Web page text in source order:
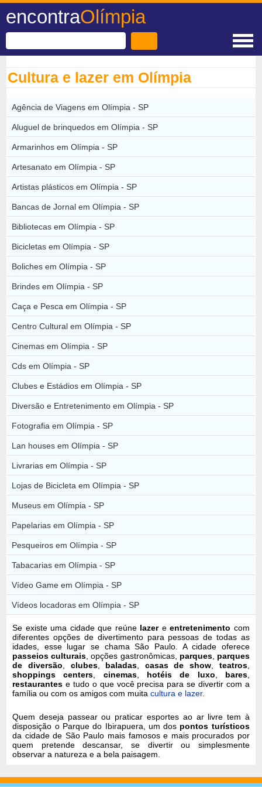
encontraOlímpia
Cultura e lazer em Olímpia
Agência de Viagens em Olímpia - SP
Aluguel de brinquedos em Olímpia - SP
Armarinhos em Olímpia - SP
Artesanato em Olímpia - SP
Artistas plásticos em Olímpia - SP
Bancas de Jornal em Olímpia - SP
Bibliotecas em Olímpia - SP
Bicicletas em Olímpia - SP
Boliches em Olímpia - SP
Brindes em Olímpia - SP
Caça e Pesca em Olímpia - SP
Centro Cultural em Olímpia - SP
Cinemas em Olímpia - SP
Cds em Olímpia - SP
Clubes e Estádios em Olímpia - SP
Diversão e Entretenimento em Olímpia - SP
Fotografia em Olímpia - SP
Lan houses em Olímpia - SP
Livrarias em Olímpia - SP
Lojas de Bicicleta em Olímpia - SP
Museus em Olímpia - SP
Papelarias em Olímpia - SP
Pesqueiros em Olímpia - SP
Tabacarias em Olímpia - SP
Vídeo Game em Olímpia - SP
Vídeos locadoras em Olímpia - SP
Se existe uma cidade que reúne lazereentretenimento com
diferentes opções de divertimento para pessoas de todas as
idades, esse lugar se chama São Paulo. A cidade oferece
passeios culturais , opções gastronômicas, parques, parques
de diversão
clubes, baladas casas de show teatros,
shoppings centers
cinemas, hotéis de luxo bares,
restaurantes e tudo o que você precisa para se divertir com a
família ou com os amigos com muitacultura e lazer.
Quem deseja passear ou praticar esportes ao ar livre tem à
disposição o Parque do Ibirapuera, um dos pontos turísticos
da cidade de São Paulo mais famosos e mais procurados por
quem pretende descansar, se divertir ou simplesmente
observar a natureza e a bela paisagem.